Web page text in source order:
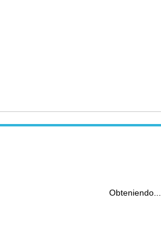
Obteniendo...